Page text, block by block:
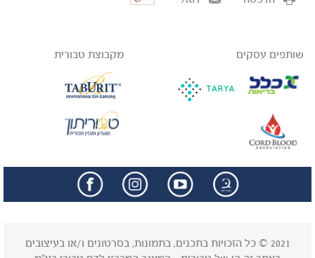
שותפים עסקים מקבוצת טבורית
2021 © כל הזכויות בתכנים, בתמונות, בסרטונים ו/או בעיצובים